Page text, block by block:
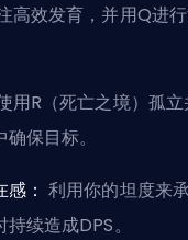
高效发育，并用Q进
用R（死亡之境）孤
保目标。
感：利用你的坦度来
续造成DPS。